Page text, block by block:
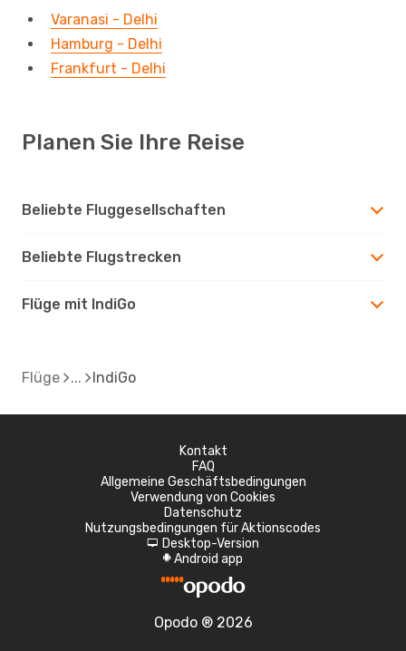
Varanasi - Delhi
Hamburg - Delhi
Frankfurt - Delhi
Planen Sie Ihre Reise
Beliebte Fluggesellschaften
Beliebte Flugstrecken
Flüge mit IndiGo
Flüge IndiGo
Kontakt
FAQ
Allgemeine Geschäftsbedingungen
Verwendung von Cookies
Datenschutz
Nutzungsbedingungen für Aktionscodes
d Desktop-Version
A Android app
Opodo ® 2026